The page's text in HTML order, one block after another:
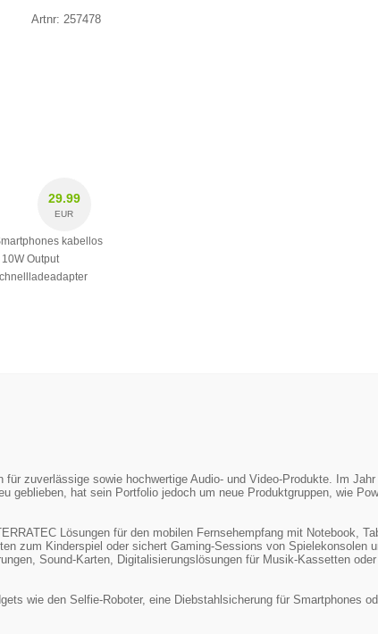
Artnr: 257478
29.99
EUR
kabellos
10W Output
zuverlässige sowie hochwertige Audio- und Video-Produkte. Im
geblieben, hat sein Portfolio jedoch um neue Produktgruppen, wie
Lösungen für den mobilen Fernsehempfang mit Notebook,
zum Kinderspiel oder sichert Gaming-Sessions von Spielekonsolen
Sound-Karten, Digitalisierungslösungen für Musik-Kassetten
wie den Selfie-Roboter, eine Diebstahlsicherung für Smartphones